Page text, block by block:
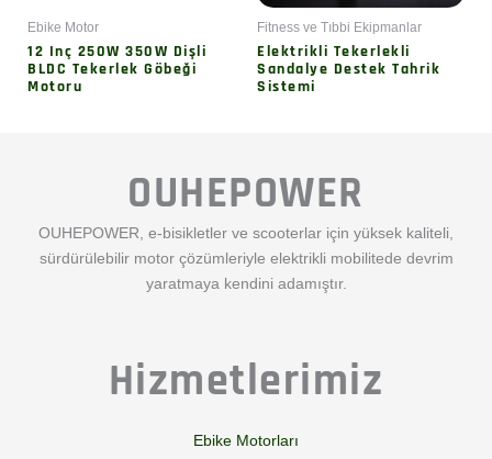
Ebike Motor
12 Inç 250W 350W Dişli
BLDC Tekerlek Göbeği
Motoru
Fitness ve Tıbbi Ekipmanlar
Elektrikli Tekerlekli
Sandalye Destek Tahrik
Sistemi
OUHEPOWER
OUHEPOWER, e-bisikletler ve scooterlar için yüksek kaliteli,
sürdürülebilir motor çözümleriyle elektrikli mobilitede devrim
yaratmaya kendini adamıştır.
Hizmetlerimiz
Ebike Motorları